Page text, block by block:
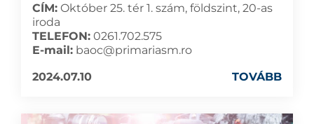
CÍM: Október 25. tér 1. szám, földszint, 20-as
iroda
TELEFON: 0261.702.575
E-mail: baoc@primariasm.ro
2024.07.10
TOVÁBB